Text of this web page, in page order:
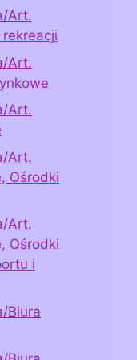
Art.
Art.
Art.
Art.
Ośrodki
Art.
Ośrodki
i
Biura